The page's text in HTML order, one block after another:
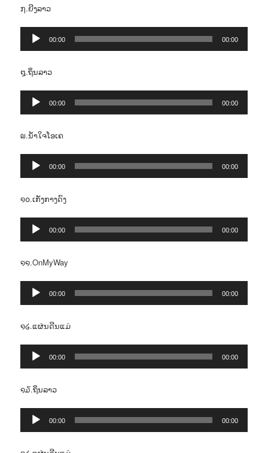
໗.ຍີງລາວ
Audio
Player
00:00 00:00
໘.ຖິ່ນລາວ
Audio
Player
00:00 00:00
໙.ນໍ້າໃຈໂອເຄ
Audio
Player
00:00 00:00
໑໐.ເກັ່ງກາງດົງ
Audio
Player
00:00 00:00
໑໑.OnMyWay
Audio
Player
00:00 00:00
໑໒.ແຜ່ນດີນແມ່
Audio
Player
00:00 00:00
໑໓.ຖິ່ນລາວ
Audio
Player
00:00 00:00